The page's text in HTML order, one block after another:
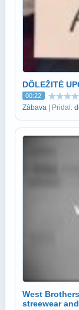
DÔLEŽITÉ
00:22
Zábava | Pridal:
West
streewear